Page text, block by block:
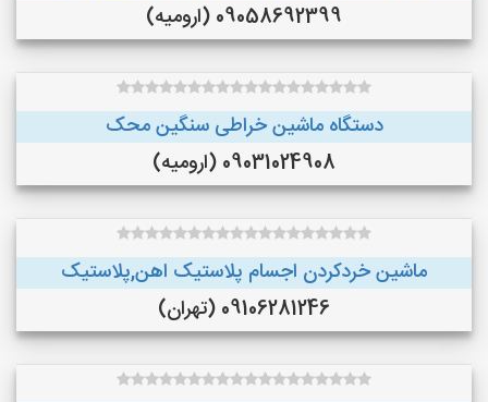
09058692399 (ارومیه)
دستگاه ماشین خراطی سنگین محک
09031024908 (ارومیه)
ماشین خردکردن اجسام پلاستیک اهن,پلاستیک
09106281246 (تهران)